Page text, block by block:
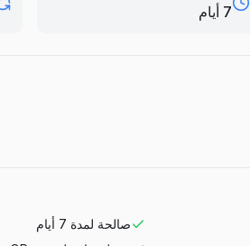
7 أيام
صالحة لمدة 7 أيام